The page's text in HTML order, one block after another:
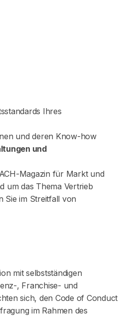
Ihres
und deren Know-how
und
Magazin für Markt und
um das Thema Vertrieb
Sie im Streitfall von
mit selbstständigen
, Franchise- und
sich, den Code of Conduct
im Rahmen des